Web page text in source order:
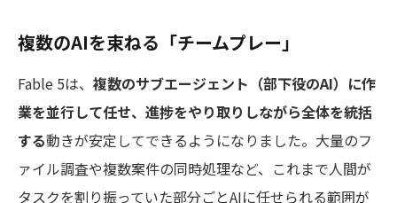
複数のAIを束ねる「チームプレー」
Fable 5は、 複数のサブエージェント（部下役のAI）に作
業を並行して任せ、進捗をやり取りしながら全体を統括
する動きが安定してできるようになりました。大量のフ
ァイル調査や複数案件の同時処理など、これまで人間が
タスクを割り振っていた部分ごとAIに任せられる範囲が